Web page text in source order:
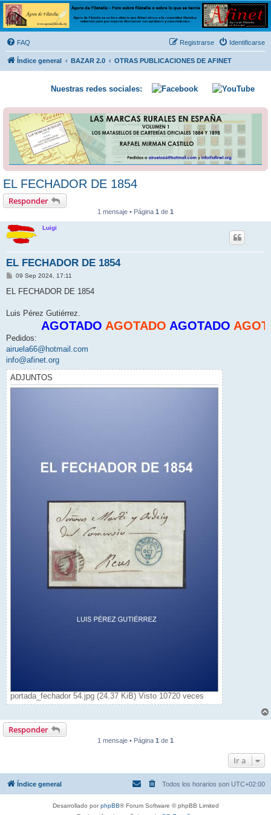
Ágora de Filatelia
Foro sobre filatelia o sobre lo que se tercie. Ágora de Filatelia es un foro abierto que Afinet
ofrece a la comunidad filatélica universal para que exprese libremente sus opiniones y
conocimientos
FAQ Identificarse
Registrarse
Índice general BAZAR 2.0 OTRAS PUBLICACIONES DE AFINET
Nuestras redes sociales:
EL FECHADOR DE 1854
Responder
1 mensaje • Página 1 de 1
Luigi
EL FECHADOR DE 1854
M
n
j
09 Sep 2024, 17:11
EL FECHADOR DE 1854
Luis Pérez Gutiérrez.
AGOTADO AGOTADO AGOTADO
Pedidos:
airuela66@hotmail.com
info@afinet.org
ADJUNTOS
portada_fechador 54.jpg (24.37 KiB) Visto 10720 veces
Responder
1 mensaje • Página 1 de 1
Ir a
Índice general Todos los horarios son UTC+02:00
Desarrollado porphpBB® Forum Software © phpBB Limited